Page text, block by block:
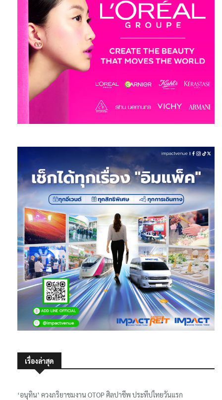
เรื่องล่าสุด
‘อนุทิน’ ควงภริยาชมงาน OTOP ศิลปาชีพ ประทีปไทยวันแรก